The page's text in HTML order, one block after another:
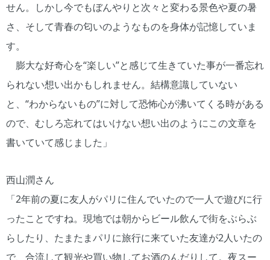
せん。しかし今でもぼんやりと次々と変わる景色や夏の暑
さ、そして青春の匂いのようなものを身体が記憶していま
す。
膨大な好奇心を“楽しい”と感じて生きていた事が一番忘れ
られない想い出かもしれません。結構意識していない
と、“わからないもの”に対して恐怖心が沸いてくる時がある
ので、むしろ忘れてはいけない想い出のようにこの文章を
書いていて感じました」
西山潤さん
「2年前の夏に友人がパリに住んでいたので一人で遊びに行
ったことですね。現地では朝からビール飲んで街をぶらぶ
らしたり、たまたまパリに旅行に来ていた友達が2人いたの
で、合流して観光や買い物してお酒のんだりして。夜スー